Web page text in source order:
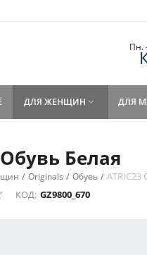
Пн.
ДЛЯ ЖЕНЩИН  ДЛЯ
Белая
/ Originals / Обувь / ATRIC23
КОД: GZ9800_670